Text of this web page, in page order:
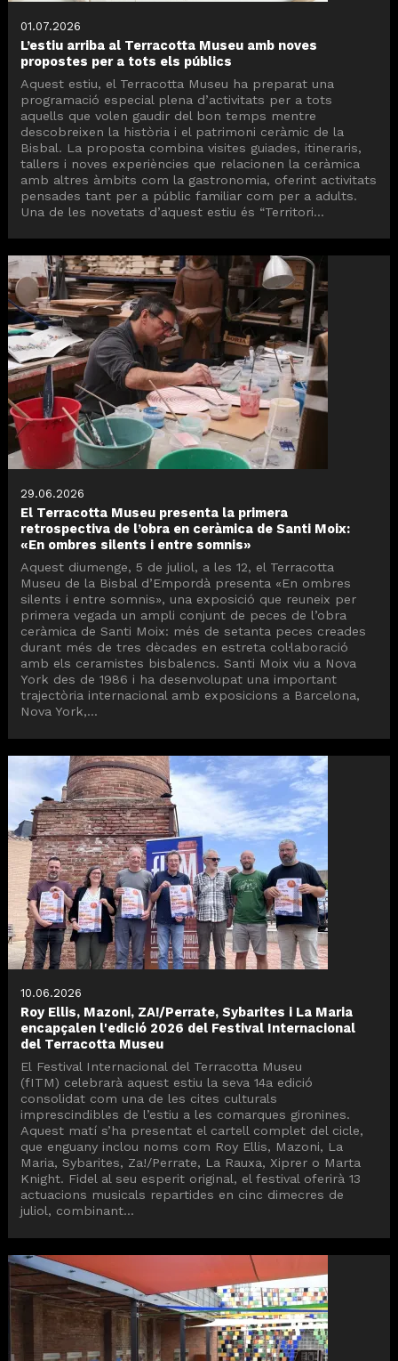
01.07.2026
L’estiu arriba al Terracotta Museu amb noves
propostes per a tots els públics
Aquest estiu, el Terracotta Museu ha preparat una
programació especial plena d’activitats per a tots
aquells que volen gaudir del bon temps mentre
descobreixen la història i el patrimoni ceràmic de la
Bisbal. La proposta combina visites guiades, itineraris,
tallers i noves experiències que relacionen la ceràmica
amb altres àmbits com la gastronomia, oferint activitats
pensades tant per a públic familiar com per a adults.
Una de les novetats d’aquest estiu és “Territori...
29.06.2026
El Terracotta Museu presenta la primera
retrospectiva de l’obra en ceràmica de Santi Moix:
«En ombres silents i entre somnis»
Aquest diumenge, 5 de juliol, a les 12, el Terracotta
Museu de la Bisbal d’Empordà presenta «En ombres
silents i entre somnis», una exposició que reuneix per
primera vegada un ampli conjunt de peces de l’obra
ceràmica de Santi Moix: més de setanta peces creades
durant més de tres dècades en estreta col·laboració
amb els ceramistes bisbalencs. Santi Moix viu a Nova
York des de 1986 i ha desenvolupat una important
trajectòria internacional amb exposicions a Barcelona,
Nova York,...
10.06.2026
Roy Ellis, Mazoni, ZA!/Perrate, Sybarites i La Maria
encapçalen l'edició 2026 del Festival Internacional
del Terracotta Museu
El Festival Internacional del Terracotta Museu
(fITM) celebrarà aquest estiu la seva 14a edició
consolidat com una de les cites culturals
imprescindibles de l’estiu a les comarques gironines.
Aquest matí s’ha presentat el cartell complet del cicle,
que enguany inclou noms com Roy Ellis, Mazoni, La
Maria, Sybarites, Za!/Perrate, La Rauxa, Xiprer o Marta
Knight. Fidel al seu esperit original, el festival oferirà 13
actuacions musicals repartides en cinc dimecres de
juliol, combinant...